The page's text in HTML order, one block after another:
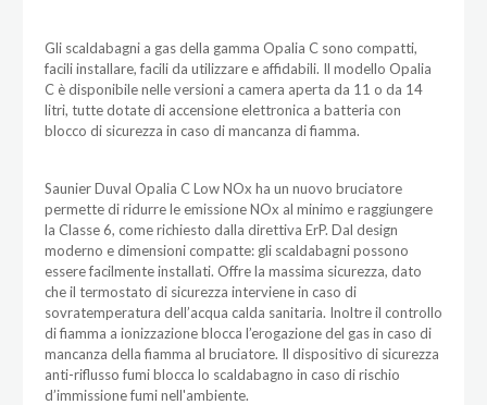
Gli scaldabagni a gas della gamma Opalia C sono compatti,
facili installare, facili da utilizzare e affidabili. Il modello Opalia
C è disponibile nelle versioni a camera aperta da 11 o da 14
litri, tutte dotate di accensione elettronica a batteria con
blocco di sicurezza in caso di mancanza di fiamma.
Saunier Duval Opalia C Low NOx ha un nuovo bruciatore
permette di ridurre le emissione NOx al minimo e raggiungere
la Classe 6, come richiesto dalla direttiva ErP. Dal design
moderno e dimensioni compatte: gli scaldabagni possono
essere facilmente installati. Offre la massima sicurezza, dato
che il termostato di sicurezza interviene in caso di
sovratemperatura dell’acqua calda sanitaria. Inoltre il controllo
di fiamma a ionizzazione blocca l’erogazione del gas in caso di
mancanza della fiamma al bruciatore. Il dispositivo di sicurezza
anti-riflusso fumi blocca lo scaldabagno in caso di rischio
d’immissione fumi nell'ambiente.